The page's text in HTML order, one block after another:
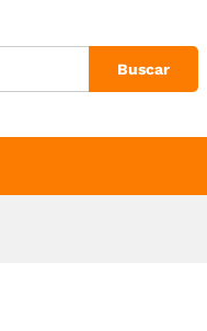
Buscar